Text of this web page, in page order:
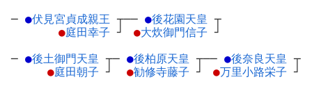
─ ●伏見宮貞成親王 ┬
●庭田幸子 ┘
── ●後花園天皇 ┬
●大炊御門信子 ┘
─ ●後土御門天皇 ┬
●庭田朝子 ┘
─ ●後柏原天皇 ┬
●勧修寺藤子 ┘
── ●後奈良天皇 ┬
●万里小路栄子 ┘